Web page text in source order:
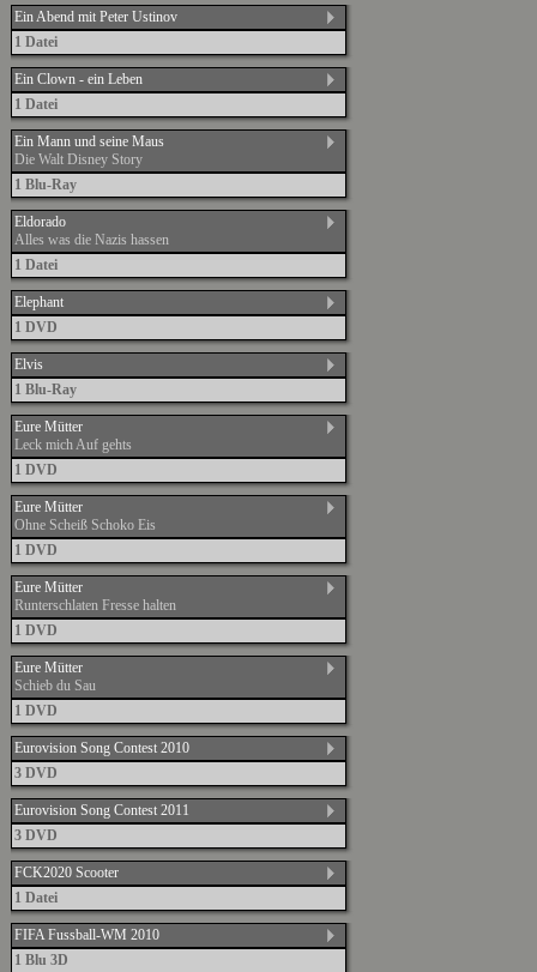
Ein Abend mit Peter Ustinov
1 Datei
Ein Clown - ein Leben
1 Datei
Ein Mann und seine Maus
Die Walt Disney Story
1 Blu-Ray
Eldorado
Alles was die Nazis hassen
1 Datei
Elephant
1 DVD
Elvis
1 Blu-Ray
Eure Mütter
Leck mich Auf gehts
1 DVD
Eure Mütter
Ohne Scheiß Schoko Eis
1 DVD
Eure Mütter
Runterschlaten Fresse halten
1 DVD
Eure Mütter
Schieb du Sau
1 DVD
Eurovision Song Contest 2010
3 DVD
Eurovision Song Contest 2011
3 DVD
FCK2020 Scooter
1 Datei
FIFA Fussball-WM 2010
1 Blu 3D